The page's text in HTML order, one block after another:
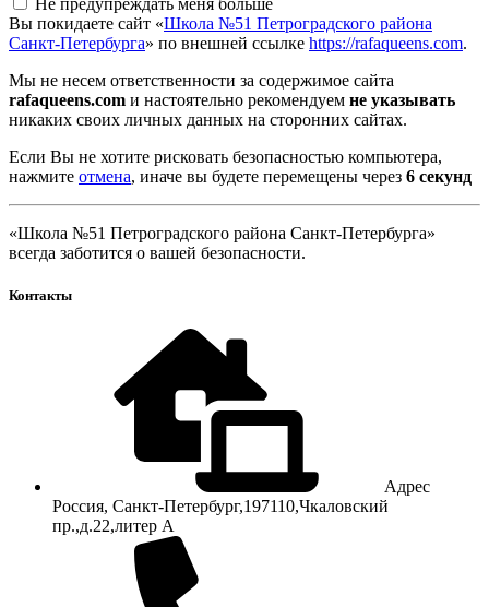
Вы покидаете сайт «Школа №51 Петроградского района
Санкт-Петербурга» по внешней ссылке https://rafaqueens.com.
Мы не несем ответственности за содержимое сайта
rafaqueens.com и настоятельно рекомендуем не указывать
никаких своих личных данных на сторонних сайтах.
Если Вы не хотите рисковать безопасностью компьютера,
нажмите отмена, иначе вы будете перемещены через 5 секунд
«Школа №51 Петроградского района Санкт-Петербурга»
всегда заботится о вашей безопасности.
Контакты
Адрес
Россия, Санкт-Петербург,197110,Чкаловский
пр.,д.22,литер А